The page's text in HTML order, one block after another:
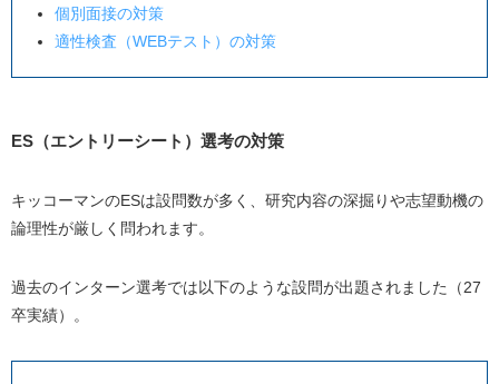
個別面接の対策
適性検査（WEBテスト）の対策
ES（エントリーシート）選考の対策
キッコーマンのESは設問数が多く、研究内容の深掘りや志望動機の
論理性が厳しく問われます。
過去のインターン選考では以下のような設問が出題されました（27
卒実績）。